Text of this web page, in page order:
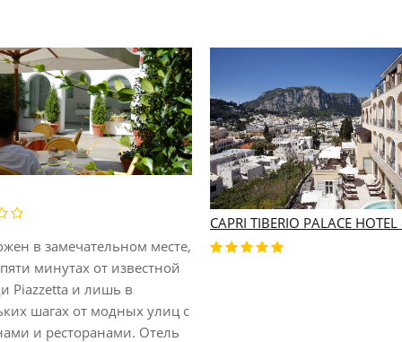
в замечательном месте,
минутах от известной
Piazzetta и лишь в
шагах от модных улиц с
и ресторанами. Отель
CAPRI TIBERIO PALACE